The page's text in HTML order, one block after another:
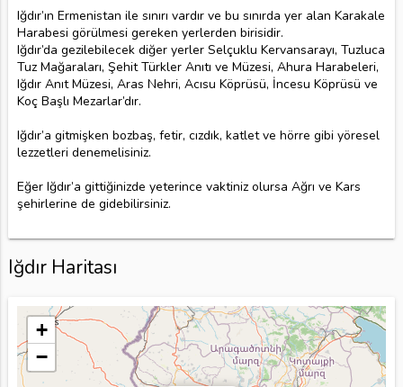
Iğdır’ın Ermenistan ile sınırı vardır ve bu sınırda yer alan Karakale
Harabesi görülmesi gereken yerlerden birisidir.
Iğdır’da gezilebilecek diğer yerler Selçuklu Kervansarayı, Tuzluca
Tuz Mağaraları, Şehit Türkler Anıtı ve Müzesi, Ahura Harabeleri,
Iğdır Anıt Müzesi, Aras Nehri, Acısu Köprüsü, İncesu Köprüsü ve
Koç Başlı Mezarlar’dır.
Iğdır’a gitmişken bozbaş, fetir, cızdık, katlet ve hörre gibi yöresel
lezzetleri denemelisiniz.
Eğer Iğdır’a gittiğinizde yeterince vaktiniz olursa Ağrı ve Kars
şehirlerine de gidebilirsiniz.
Iğdır Haritası
+
−